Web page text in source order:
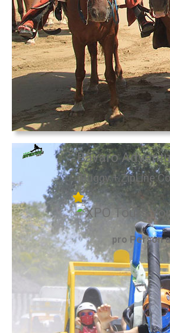
Bavaro
(Buggy + ZipLine
pro Person